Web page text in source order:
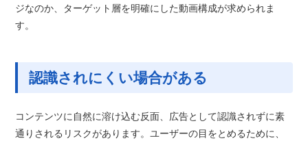
ジなのか、ターゲット層を明確にした動画構成が求められま
す。
認識されにくい場合がある
コンテンツに自然に溶け込む反面、広告として認識されずに素
通りされるリスクがあります。ユーザーの目をとめるために、